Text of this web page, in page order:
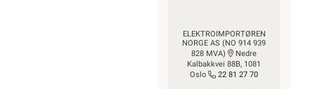
ELEKTROIMPORTØREN
NORGE AS (NO 914 939
828 MVA)
Nedre
Kalbakkvei 88B, 1081
Oslo
22 81 27 70